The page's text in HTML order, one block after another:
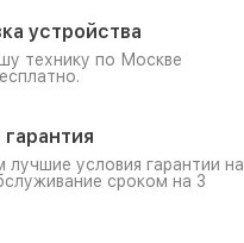
устройства
технику по Москве
лучшие условия гарантии на
сроком на 3